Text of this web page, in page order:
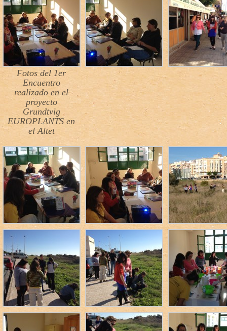
Fotos del 1er
Encuentro
realizado en el
proyecto
Grundtvig
EUROPLANTS en
el Altet